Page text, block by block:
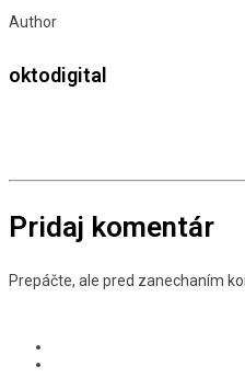
Author
oktodigital
Pridaj komentár
Prepáčte, ale pred zanechaním